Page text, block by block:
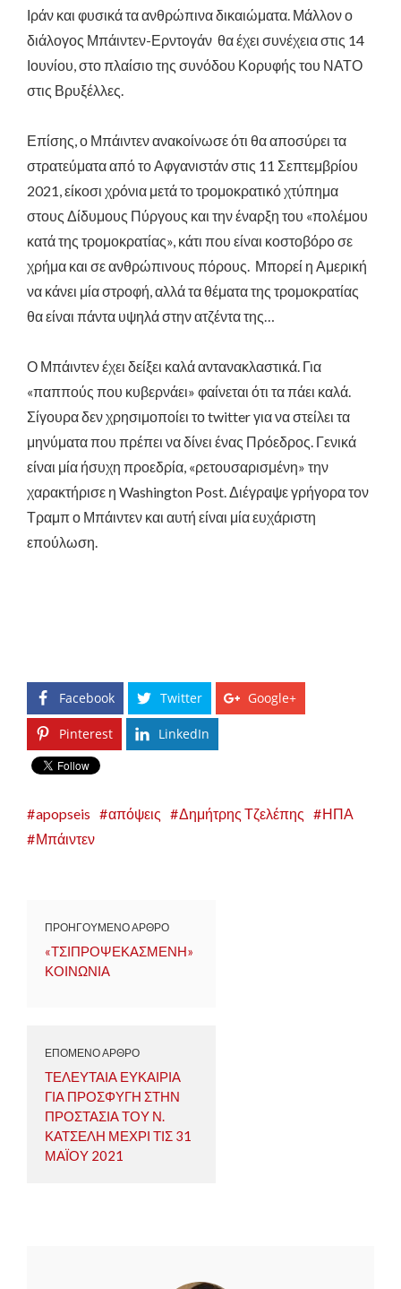
Ιράν και φυσικά τα ανθρώπινα δικαιώματα. Μάλλον ο
διάλογος Μπάιντεν-Ερντογάν θα έχει συνέχεια στις 14
Ιουνίου, στο πλαίσιο της συνόδου Κορυφής του ΝΑΤΟ
στις Βρυξέλλες.
Επίσης, ο Μπάιντεν ανακοίνωσε ότι θα αποσύρει τα
στρατεύματα από το Αφγανιστάν στις 11 Σεπτεμβρίου
2021, είκοσι χρόνια μετά το τρομοκρατικό χτύπημα
στους Δίδυμους Πύργους και την έναρξη του «πολέμου
κατά της τρομοκρατίας», κάτι που είναι κοστοβόρο σε
χρήμα και σε ανθρώπινους πόρους. Μπορεί η Αμερική
να κάνει μία στροφή, αλλά τα θέματα της τρομοκρατίας
θα είναι πάντα υψηλά στην ατζέντα της…
Ο Μπάιντεν έχει δείξει καλά αντανακλαστικά. Για
«παππούς που κυβερνάει» φαίνεται ότι τα πάει καλά.
Σίγουρα δεν χρησιμοποίει το twitter για να στείλει τα
μηνύματα που πρέπει να δίνει ένας Πρόεδρος. Γενικά
είναι μία ήσυχη προεδρία, «ρετουσαρισμένη» την
χαρακτήρισε η Washington Post. Διέγραψε γρήγορα τον
Τραμπ ο Μπάιντεν και αυτή είναι μία ευχάριστη
επούλωση.
Facebook Twitter Google+
Pinterest LinkedIn
apopseis απόψεις Δημήτρης Τζελέπης
ΗΠΑ
Μπάιντεν
ΠΡΟΗΓΟΥΜΕΝΟ ΑΡΘΡΟ
«ΤΣΙΠΡΟΨΕΚΑΣΜΕΝΗ»
ΚΟΙΝΩΝΙΑ
ΕΠΟΜΕΝΟ ΑΡΘΡΟ
ΤΕΛΕΥΤΑΙΑ ΕΥΚΑΙΡΙΑ
ΓΙΑ ΠΡΟΣΦΥΓΗ ΣΤΗΝ
ΠΡΟΣΤΑΣΙΑ ΤΟΥ Ν.
ΚΑΤΣΕΛΗ ΜΕΧΡΙ ΤΙΣ 31
ΜΑΪΟΥ 2021